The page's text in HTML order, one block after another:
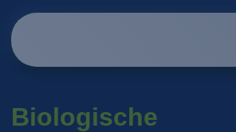
Biologische